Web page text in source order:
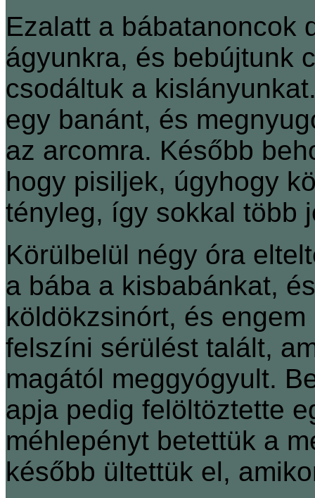
Ezalatt a bábatanoncok
ágyunkra, és bebújtunk
csodáltuk a
egy banánt, és
az arcomra. Később
hogy pisiljek, úgyhogy
tényleg, így sokkal több
Körülbelül négy óra
a bába a kisbabánkat,
köldökzsinórt, és
felszíni sérülést talált,
magától meggyógyult.
apja pedig felöltöztette
méhlepényt betettük a
később ültettük el,